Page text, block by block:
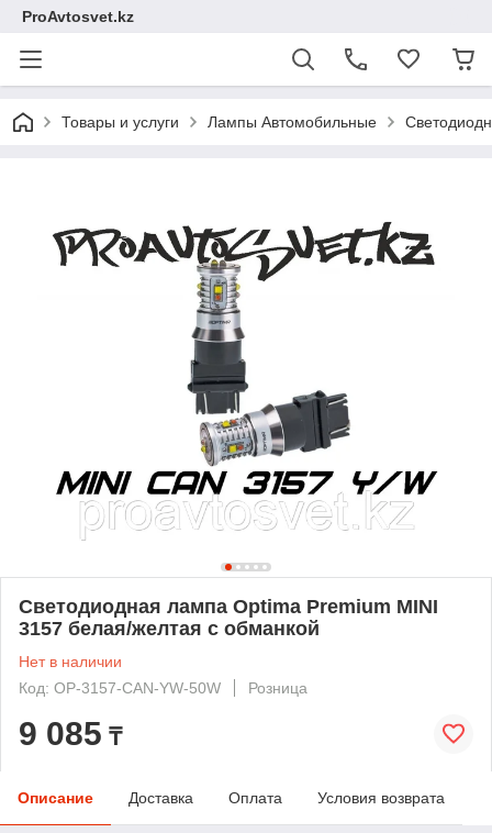
ProAvtosvet.kz
Товары и услуги Лампы Автомобильные
Светодиодная лампа Optima Premium MINI
3157 белая/желтая с обманкой
Нет в наличии
Код: OP-3157-CAN-YW-50W
Розница
9 085 ₸
Описание Доставка Оплата Условия возврата